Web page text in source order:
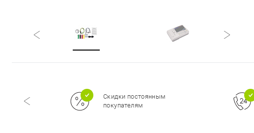
Скидки постоянным
покупателям